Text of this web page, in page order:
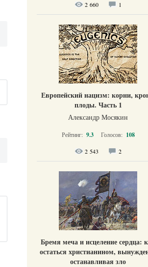
2 660 1
Европейский нацизм: корни,
плоды. Часть 1
Александр Мосякин
Рейтинг: 9.3 Голосов: 108
2 543 2
Бремя меча и исцеление сердца:
остаться христианином,
останавливая зло